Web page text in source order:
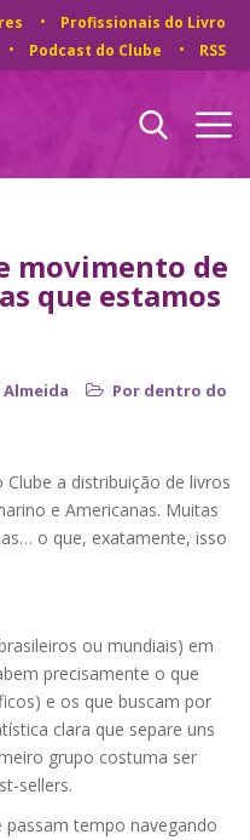
Profissionais do Livro
Podcast do Clube RSS
movimento de
que estamos
Por dentro do
a distribuição de livros
e Americanas. Muitas
o que, exatamente, isso
ou mundiais) em
precisamente o que
e os que buscam por
clara que separe uns
grupo costuma ser
sellers.
tempo navegando